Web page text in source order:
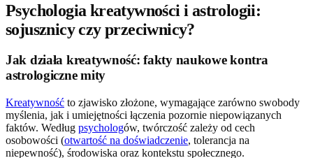
Psychologia kreatywności i astrologii:
sojusznicy czy przeciwnicy?
Jak działa kreatywność: fakty naukowe kontra
astrologiczne mity
Kreatywność to zjawisko złożone, wymagające zarówno swobody
myślenia, jak i umiejętności łączenia pozornie niepowiązanych
faktów. Według psychologów, twórczość zależy od cech
osobowości (otwartość na doświadczenie, tolerancja na
niepewność), środowiska oraz kontekstu społecznego.